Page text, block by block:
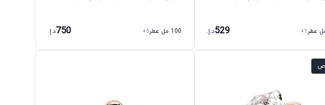
+1
529د.إ. 100 مل عطر +5
750د.إ.